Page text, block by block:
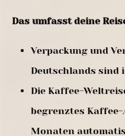
Das umfasst deine
Verpackung und
Deutschlands sind
Die Kaffee-
begrenztes Kaffee-
Monaten